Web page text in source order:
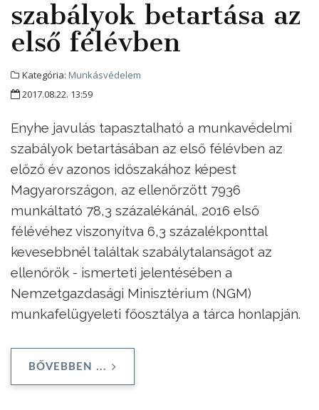
szabályok betartása az
első félévben
Kategória: Munkásvédelem
2017.08.22. 13:59
Enyhe javulás tapasztalható a munkavédelmi
szabályok betartásában az első félévben az
előző év azonos időszakához képest
Magyarországon, az ellenőrzött 7936
munkáltató 78,3 százalékánál, 2016 első
félévéhez viszonyítva 6,3 százalékponttal
kevesebbnél találtak szabálytalanságot az
ellenőrök - ismerteti jelentésében a
Nemzetgazdasági Minisztérium (NGM)
munkafelügyeleti főosztálya a tárca honlapján.
BŐVEBBEN ...